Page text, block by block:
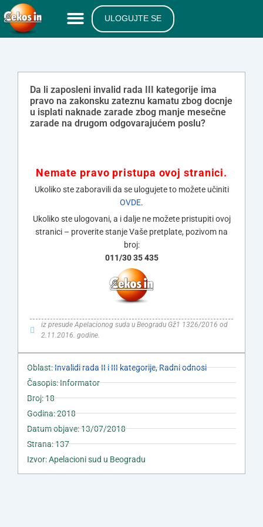
ULOGUJTE SE
Da li zaposleni invalid rada III kategorije ima
pravo na zakonsku zateznu kamatu zbog docnje
u isplati naknade zarade zbog manje mesečne
zarade na drugom odgovarajućem poslu?
Nemate pravo pristupa ovoj stranici.
Ukoliko ste zaboravili da se ulogujete to možete učiniti
OVDE.
Ukoliko ste ulogovani, a i dalje ne možete pristupiti ovoj
stranici – proverite stanje Vaše pretplate, pozivom na
broj:
011/30 35 435
iz presude Apelacionog suda u Beogradu Gž1 1326/2016 od
2.11.2016. godine.
Oblast:Invalidi rada II i III kategorije,Radni odnosi
Časopis: Informator
Broj: 18
Godina: 2018
Datum objave: 13/07/2018
Strana: 137
Izvor: Apelacioni sud u Beogradu